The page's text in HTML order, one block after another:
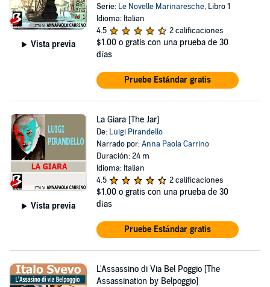
Vista previa
Serie: Le Novelle Marinaresche, Libro 1
Idioma: Italian
4.5
2 calificaciones
$1.00 o gratis con una prueba de 30
días
Pruebe Estándar gratis
Vista previa
La Giara [The Jar]
De: Luigi Pirandello
Narrado por:Anna Paola Carrino
Duración: 24 m
Idioma: Italian
4.5
2 calificaciones
$1.00 o gratis con una prueba de 30
días
Pruebe Estándar gratis
L'Assassino di Via Bel Poggio [The
Assassination by Belpoggio]